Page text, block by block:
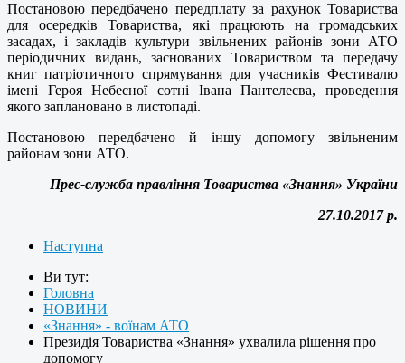
Постановою передбачено передплату за рахунок Товариства
для осередків Товариства, які працюють на громадських
засадах, і закладів культури звільнених районів зони АТО
періодичних видань, заснованих Товариством та передачу
книг патріотичного спрямування для учасників Фестивалю
імені Героя Небесної сотні Івана Пантелеєва, проведення
якого заплановано в листопаді.
Постановою передбачено й іншу допомогу звільненим
районам зони АТО.
Прес-служба правління Товариства «Знання» України
27.10.2017 р.
Наступна
Ви тут:
Головна
НОВИНИ
«Знання» - воїнам АТО
Президія Товариства «Знання» ухвалила рішення про
допомогу